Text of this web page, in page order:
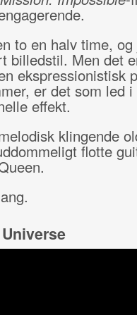
to en halv time, og
billedstil. Men det
ekspressionistisk
er det som led
effekt.
klingende
flotte